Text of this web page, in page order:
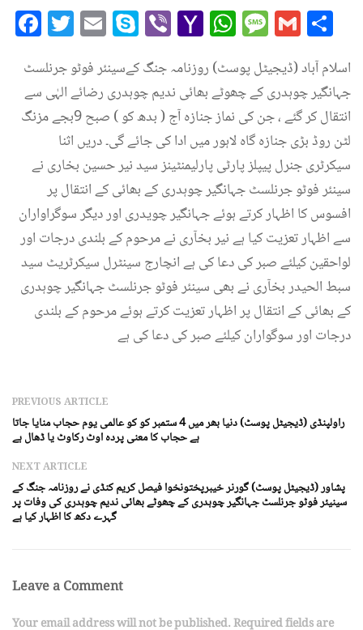
Facebook
Twitter
EmailSkype
ViberYahoo
Mail
اسلام آباد (ڈیجیٹل پوسٹ) روزنامہ جنگ کےسینئر فوٹو جرنلسٹ
جہانگیر چوہدری کے چھوٹے بھائی ندیم چوہدری رضائے الہٰی سے
انتقال کر گئے ، جن کی نماز جنازہ آج ( بدھ کو ) صبح 9بجے مزنگ
لٹن روڈ بڑی جنازہ گاہ لاہور میں ادا کی جائے گی۔ دریں اثنا
سیکرٹری جنرل پیپلز پارٹی پارلیمنٹینز سید نیر حسین بخاری نے
سینئر فوٹو جرنلسٹ جہانگیر چوہدری کے بھائی کے انتقال پر
افسوس کا اظہار کرتے ہوئے جہانگیر چویدری اور دیگر سوگراواران
سے اظہار تعزیت کیا ہے نیر بخآری نے مرحوم کے بلندی درجات اور
لواحقین کیلئے صبر کی دعا کی ہے انچارج سینٹرل سیکرٹریٹ سید
سبط الحیدر بخآری نے بھی سینئر فوٹو جرنلسٹ جہانگیر چوہدری
کے بھائی کے انتقال پر اظہار تعزیت کرتے ہوئے مرحوم کے بلندی
درجات اور سوگواران کیلئے صبر کی دعا کی ہے
PREVIOUS ARTICLE
راولپنڈی (ڈیجیٹل پوسٹ) دنیا بھر میں 4 ستمبر کو کو عالمی یوم حجاب منایا جاتا
ہے حجاب کا معنی پردہ اوٹ رکاوٹ یا ڈھال ہے
NEXT ARTICLE
پشاور (ڈیجیٹل پوسٹ) گورنر خیبرپختونخوا فیصل کریم کنڈی نے روزنامہ جنگ کے
سینیئر فوٹو جرنلسٹ جہانگیر چوہدری کے چھوٹے بھائی ندیم چوہدری کی وفات پر
گہرے دکھ کا اظہار کیا ہے
Leave a Comment
Your email address will not be published. Required fields are